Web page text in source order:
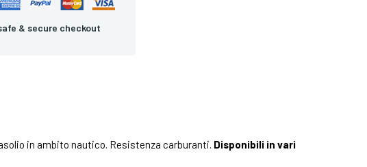
& secure checkout
in ambito nautico. Resistenza carburanti. Disponibili in vari